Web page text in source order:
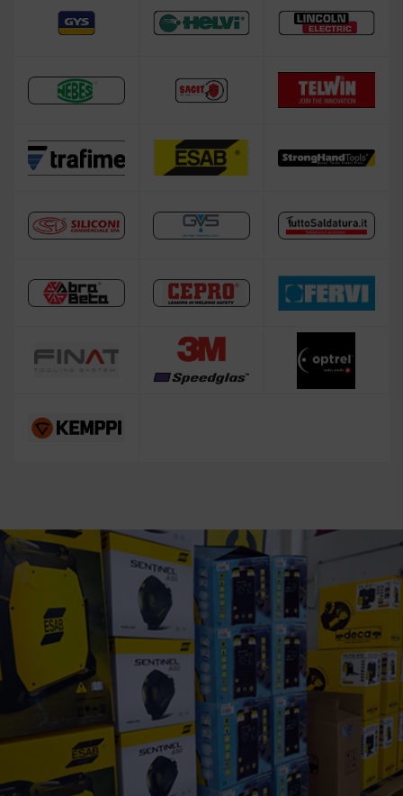
Tubo gas e adattatore bombola gas
Saldatrice ESAB
Saldatrice DECA
Saldatrice GYS
Saldatrice a filo animato
Saldatrice Fai da te
Attrezzatura complementare alla saldatura
Saldatrice a filo senza gas
Saldatura e taglio a cannello
Professionale